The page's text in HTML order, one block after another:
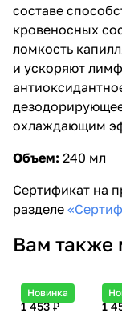
составе
кровеносных
ломкость
и ускоряют
охлаждающим
Объем: 240 мл
Сертификат на
разделе
Вам также
Новинка
1 453 ₽ 1